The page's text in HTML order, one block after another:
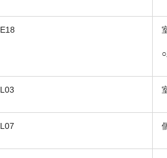
E18
L03
L07